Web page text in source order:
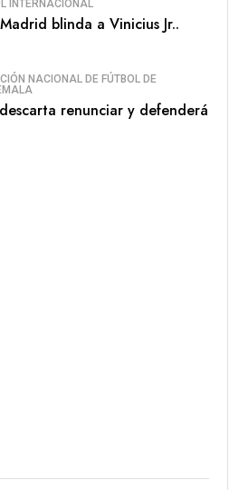
INTERNACIONAL
blinda a Vinicius Jr..
NACIONAL DE FÚTBOL DE
renunciar y defenderá